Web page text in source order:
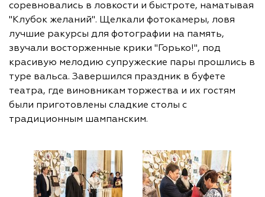
соревновались в ловкости и быстроте, наматывая
"Клубок желаний". Щелкали фотокамеры, ловя
лучшие ракурсы для фотографии на память,
звучали восторженные крики "Горько!", под
красивую мелодию супружеские пары прошлись в
туре вальса. Завершился праздник в буфете
театра, где виновникам торжества и их гостям
были приготовлены сладкие столы с
традиционным шампанским.